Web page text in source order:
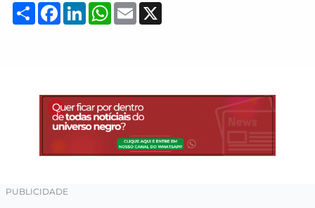
Compartilhar
Facebook
LinkedInWhatsApp
Email